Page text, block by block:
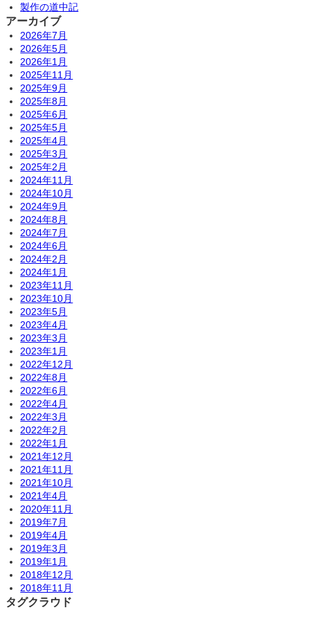
製作の道中記
アーカイブ
2026年7月
2026年5月
2026年1月
2025年11月
2025年9月
2025年8月
2025年6月
2025年5月
2025年4月
2025年3月
2025年2月
2024年11月
2024年10月
2024年9月
2024年8月
2024年7月
2024年6月
2024年2月
2024年1月
2023年11月
2023年10月
2023年5月
2023年4月
2023年3月
2023年1月
2022年12月
2022年8月
2022年6月
2022年4月
2022年3月
2022年2月
2022年1月
2021年12月
2021年11月
2021年10月
2021年4月
2020年11月
2019年7月
2019年4月
2019年3月
2019年1月
2018年12月
2018年11月
タグクラウド